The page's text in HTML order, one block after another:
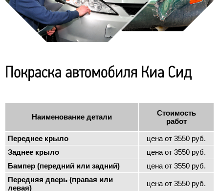
Наименование детали
Стоимость
работ
Переднее крыло
цена от 3550 руб.
Заднее крыло
цена от 3550 руб.
Бампер (передний или задний)
цена от 3550 руб.
Передняя дверь (правая или
левая)
цена от 3550 руб.